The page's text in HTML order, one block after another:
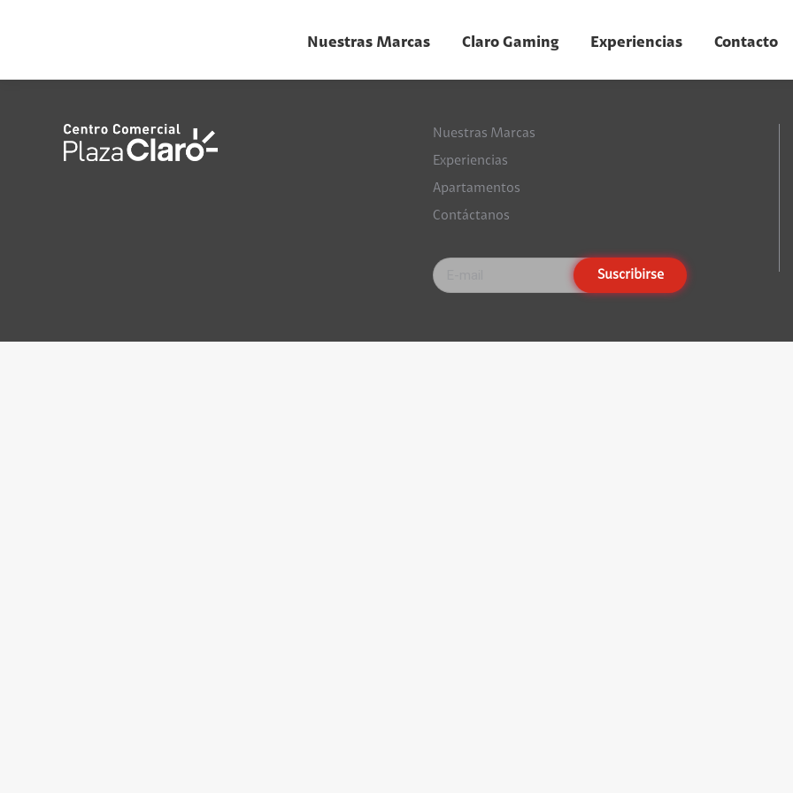
Nuestras Marcas Claro Gaming Experiencias Contacto
Nuestras Marcas
Experiencias
Apartamentos
Contáctanos